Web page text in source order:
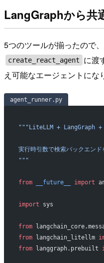
LangGraphから共
5つのツールが揃ったので
create_react_agent
に渡
え可能なエージェントにな
agent_runner.py
"""LiteLLM +
実行時引数で検索バックエンド
"""
from __future__ import
import sys
from
from langchain_litellm
from langgraph.prebuilt